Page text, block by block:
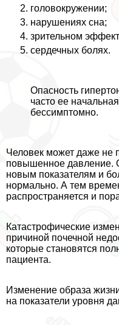
головокружении;
нарушениях сна;
зрительном
сердечных болях.
Опасность
часто ее
бессимптомно.
Человек может даже не
повышенное давление.
новым показателям и
нормально. А тем
распространяется и
Катастрофические
причиной почечной
которые становятся
пациента.
Изменение образа
на показатели уровня